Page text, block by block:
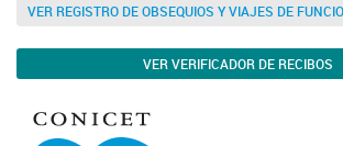
VER REGISTRO DE OBSEQUIOS Y VIAJES DE
VER VERIFICADOR DE RECIBOS